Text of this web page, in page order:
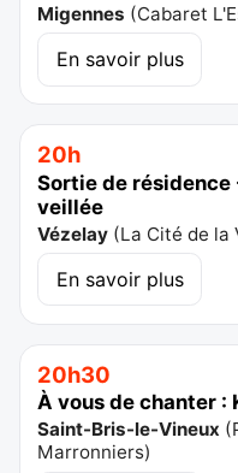
Migennes (Cabaret
En savoir plus
20h
Sortie de résidence
veillée
Vézelay (La Cité de la
En savoir plus
20h30
À vous de chanter :
Saint-Bris-le-Vineux (
Marronniers)